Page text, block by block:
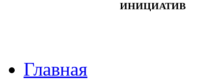
ИНИЦИАТИВ
Главная